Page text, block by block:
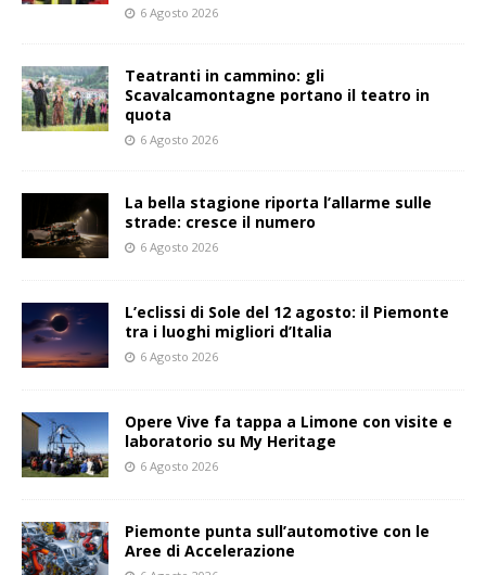
6 Agosto 2026
Teatranti in cammino: gli
Scavalcamontagne portano il teatro in
quota
6 Agosto 2026
La bella stagione riporta l’allarme sulle
strade: cresce il numero
6 Agosto 2026
L’eclissi di Sole del 12 agosto: il Piemonte
tra i luoghi migliori d’Italia
6 Agosto 2026
Opere Vive fa tappa a Limone con visite e
laboratorio su My Heritage
6 Agosto 2026
Piemonte punta sull’automotive con le
Aree di Accelerazione